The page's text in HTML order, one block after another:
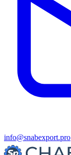
info@snabexport.pro